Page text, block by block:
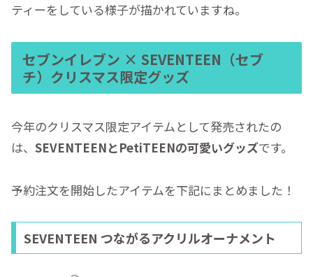
ティーをしている様子が描かれていますね。
セブンイレブン × SEVENTEEN（セブ
チ）クリスマス限定グッズ
今年のクリスマス限定アイテムとして発売されたの
は、 SEVENTEENとPetiTEENの可愛いグッズです。
予約注文を開始したアイテムを下記にまとめました！
SEVENTEEN つながるアクリルオーナメント